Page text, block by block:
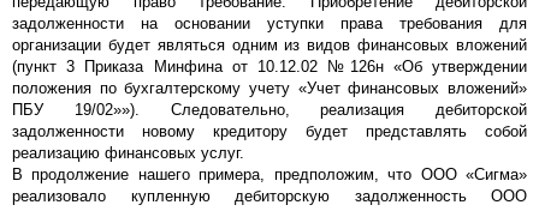
задолженности на основании уступки права требования для
организации будет являться одним из видов финансовых вложений
(пункт 3 Приказа Минфина от 10.12.02 №126н «Об утверждении
положения по бухгалтерскому учету «Учет финансовых вложений»
ПБУ 19/02»»). Следовательно, реализация дебиторской
задолженности новому кредитору будет представлять собой
реализацию финансовых услуг.
В продолжение нашего примера, предположим, что ООО «Сигма»
реализовало купленную дебиторскую задолженность ООО